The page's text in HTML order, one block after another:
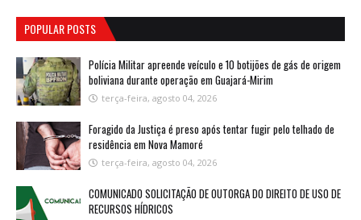
POPULAR POSTS
Polícia Militar apreende veículo e 10 botijões de gás de origem
boliviana durante operação em Guajará-Mirim
terça-feira, agosto 04, 2026
Foragido da Justiça é preso após tentar fugir pelo telhado de
residência em Nova Mamoré
terça-feira, agosto 04, 2026
COMUNICADO SOLICITAÇÃO DE OUTORGA DO DIREITO DE USO DE
RECURSOS HÍDRICOS